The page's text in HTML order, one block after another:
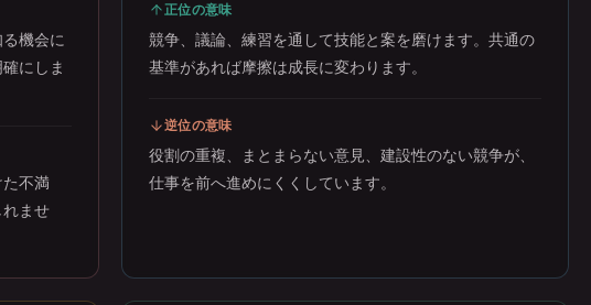
機会に
にしま
不満
ませ
正位の意味
競争、議論、練習を通して技能と案を磨けます。共通の
基準があれば摩擦は成長に変わります。
逆位の意味
役割の重複、まとまらない意見、建設性のない競争が、
仕事を前へ進めにくくしています。